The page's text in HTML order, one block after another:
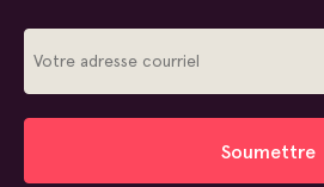
Soumettre